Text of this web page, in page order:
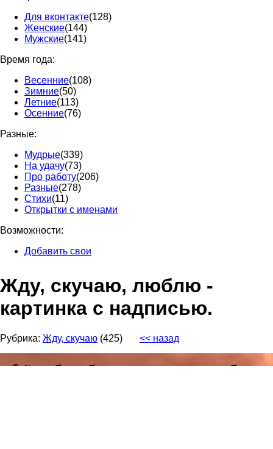
Для вконтакте(128)
Женские(144)
Мужские(141)
Время года:
Весенние(108)
Зимние(50)
Летние(113)
Осенние(76)
Разные:
Мудрые(339)
На удачу(73)
Про работу(206)
Разные(278)
Стихи(11)
Открытки с именами
Возможности:
Добавить свои
Жду, скучаю, люблю -
картинка с надписью.
Рубрика: Жду, скучаю (425) << назад